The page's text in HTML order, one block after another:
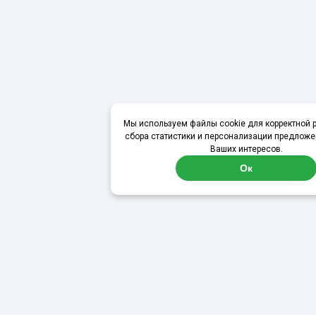
Мы используем файлы cookie для корректной
сбора статистики и персонализации
Ваших интересов.
Ок